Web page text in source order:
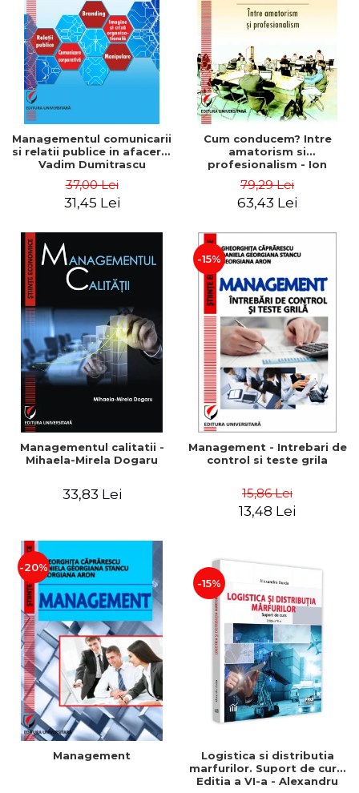
ADMINISTRATIVE
ȘTIINȚE ECONOMICE
ȘTIINȚE EXACTE
EDUCAȚIE FIZICĂ ȘI SPORT
PREUNIVERSITARIA
TIMP LIBER
ÎN CURS DE APARIȚIE
NOUTĂȚI
PACHETE DE STUDIU
PROMOȚIILE LUNII
ULTIMELE EXEMPLARE
Cum Cumpăr
Livrare
Politica de Retur
Formular de Retur
Distribuitori
Managementul comunicarii
si relatii publice in afaceri -
Vadim Dumitrascu
37,00 Lei
31,45 Lei
Cum conducem? Intre
amatorism si
profesionalism - Ion
79,29 Lei
63,43 Lei
Managementul calitatii -
Mihaela-Mirela Dogaru
33,83 Lei
-15%
Management - Intrebari de
control si teste grila
15,86 Lei
13,48 Lei
-20%
Management
-15%
Logistica si distributia
marfurilor. Suport de curs.
Editia a VI-a - Alexandru